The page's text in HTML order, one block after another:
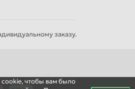
заказу.
чтобы вам было